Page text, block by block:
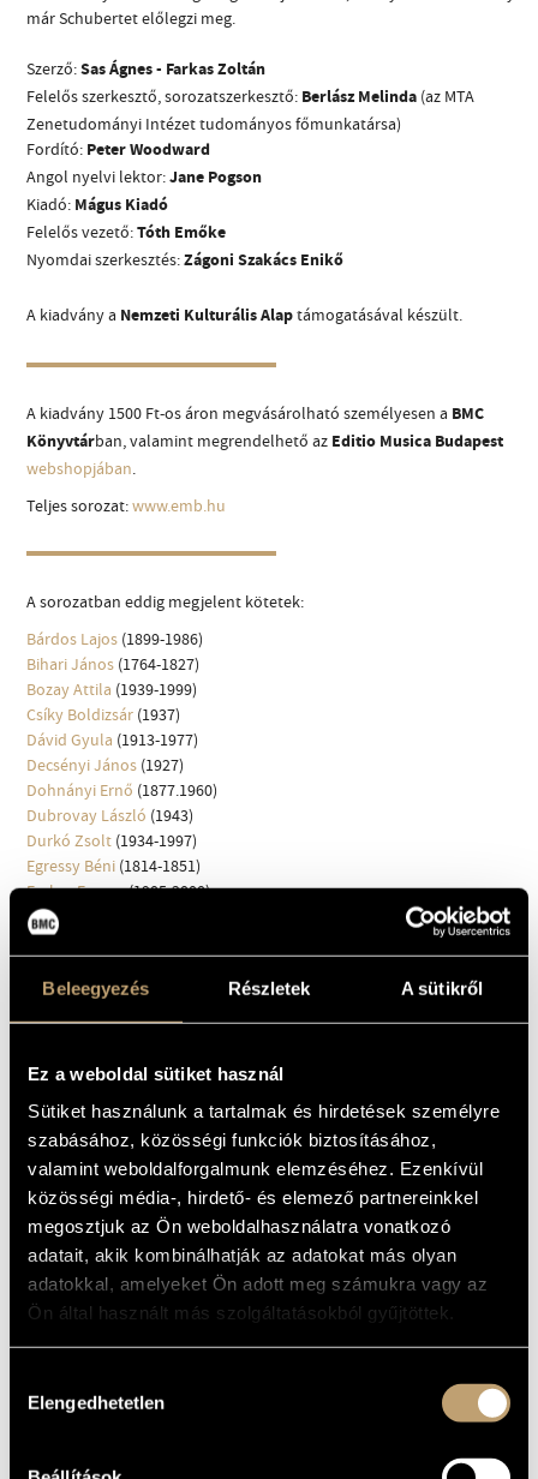
Beleegyezés Részletek A sütikről
Ez a weboldal sütiket használ
Sütiket használunk a tartalmak és hirdetések személyre
szabásához, közösségi funkciók biztosításához,
valamint weboldalforgalmunk elemzéséhez. Ezenkívül
közösségi média-, hirdető- és elemező partnereinkkel
megosztjuk az Ön weboldalhasználatra vonatkozó
adatait, akik kombinálhatják az adatokat más olyan
adatokkal, amelyeket Ön adott meg számukra vagy az
Ön által használt más szolgáltatásokból gyűjtöttek.
kiválasztása
Elengedhetetlen
EMAIL
infokozpont@bmc.hu
TELEFON
NYITVA TARTÁS
MŰVÉSZADATBÁZIS
ZENEMŰ-ADATBÁZIS
már Schubertet előlegzi meg.
Szerző:Sas Ágnes - Farkas Zoltán
Felelős szerkesztő, sorozatszerkesztő: Berlász Melinda (az MTA
Zenetudományi Intézet tudományos főmunkatársa)
Fordító: Peter Woodward
Angol nyelvi lektor:Jane Pogson
Kiadó: Mágus Kiadó
Felelős vezető:Tóth Emőke
Nyomdai szerkesztés:Zágoni Szakács Enikő
A kiadvány a Nemzeti Kulturális Alaptámogatásával készült.
A kiadvány 1500 Ft-os áron megvásárolható személyesen a BMC
Könyvtárban, valamint megrendelhető az Editio Musica Budapest
webshopjában
Teljes sorozat:www.emb.hu
A sorozatban eddig megjelent kötetek:
Bárdos Lajos (1899-1986)
Bihari János (1764-1827)
Bozay Attila (1939-1999)
Csíky Boldizsár (1937)
Dávid Gyula (1913-1977)
Decsényi János (1927)
Dohnányi Ernő (1877.1960)
Dubrovay László (1943)
Durkó Zsolt (1934-1997)
Egressy Béni (1814-1851)
Farkas Ferenc(1905-2000)
Fusz János
Gárdonyi Zoltán
Hubay Jenő(1858-1937)
Huszár Lajos(1948)
Járdányi Pál(1920-1966)
Kadosa Pál(1903-1983)
Kocsár Miklós(1933-2019)
Kósa György(1897-1984)
Kurtág György(1926)
Lavotta János
(1764-1820)
Lendvay Kamilló
Maros Rudolf(1917-1982)
Mihalovich Ödön(1842-1929)
Mosonyi Mihály (1815-1870)
Orbán György(1947)
Pongrácz Zoltán(1912-2007)
Ránki György
Soproni József